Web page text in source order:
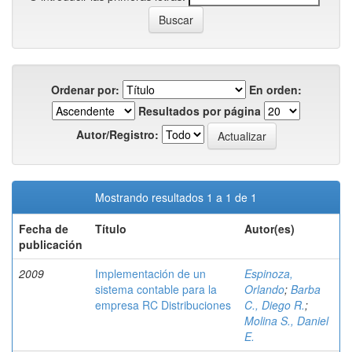
Ordenar por:
En orden:
Resultados por página
Autor/Registro:
Mostrando resultados 1 a 1 de 1
Fecha de
publicación
Título Autor(es)
2009
Implementación de un
sistema contable para la
empresa RC Distribuciones
Espinoza,
Orlando; Barba
C., Diego R.;
Molina S., Daniel
E.